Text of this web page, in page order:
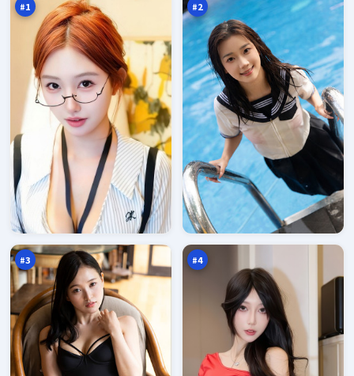
#1 #2
城
#3
最
后
惊
魂万
#4
雨
巷
追
击
96
万